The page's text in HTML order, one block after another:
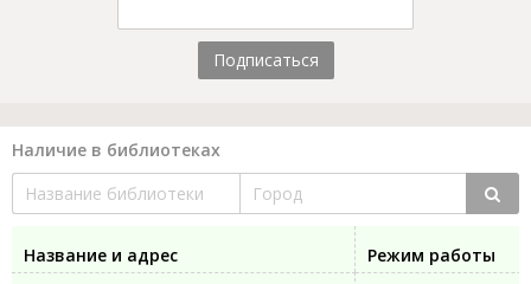
Подписаться
Наличие в библиотеках
Название и адрес
Режим работы